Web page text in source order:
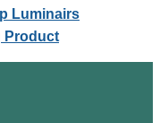
Luminairs
Product